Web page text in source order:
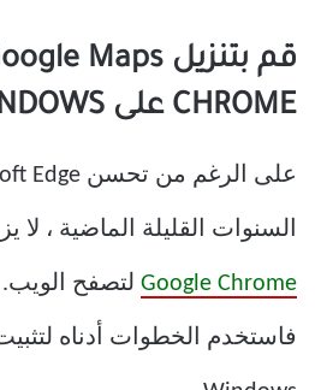
CHROME على WINDOWS
السنوات القليلة الماضية ، لا
Google Chrome لتصفح الويب.